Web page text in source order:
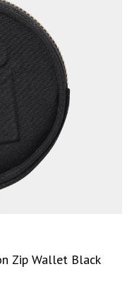
Zip Wallet Black